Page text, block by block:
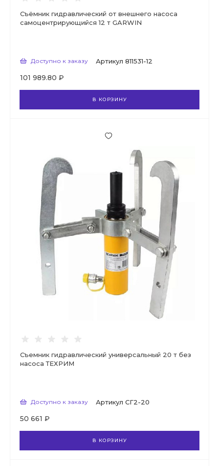
Съёмник гидравлический от внешнего насоса
самоцентрирующийся 12 т GARWIN
Доступно к заказу Артикул 811531-12
101 989.80 ₽
В КОРЗИНУ
Съемник гидравлический универсальный 20 т без
насоса ТЕХРИМ
Доступно к заказу Артикул СГ2-20
50 661 ₽
В КОРЗИНУ